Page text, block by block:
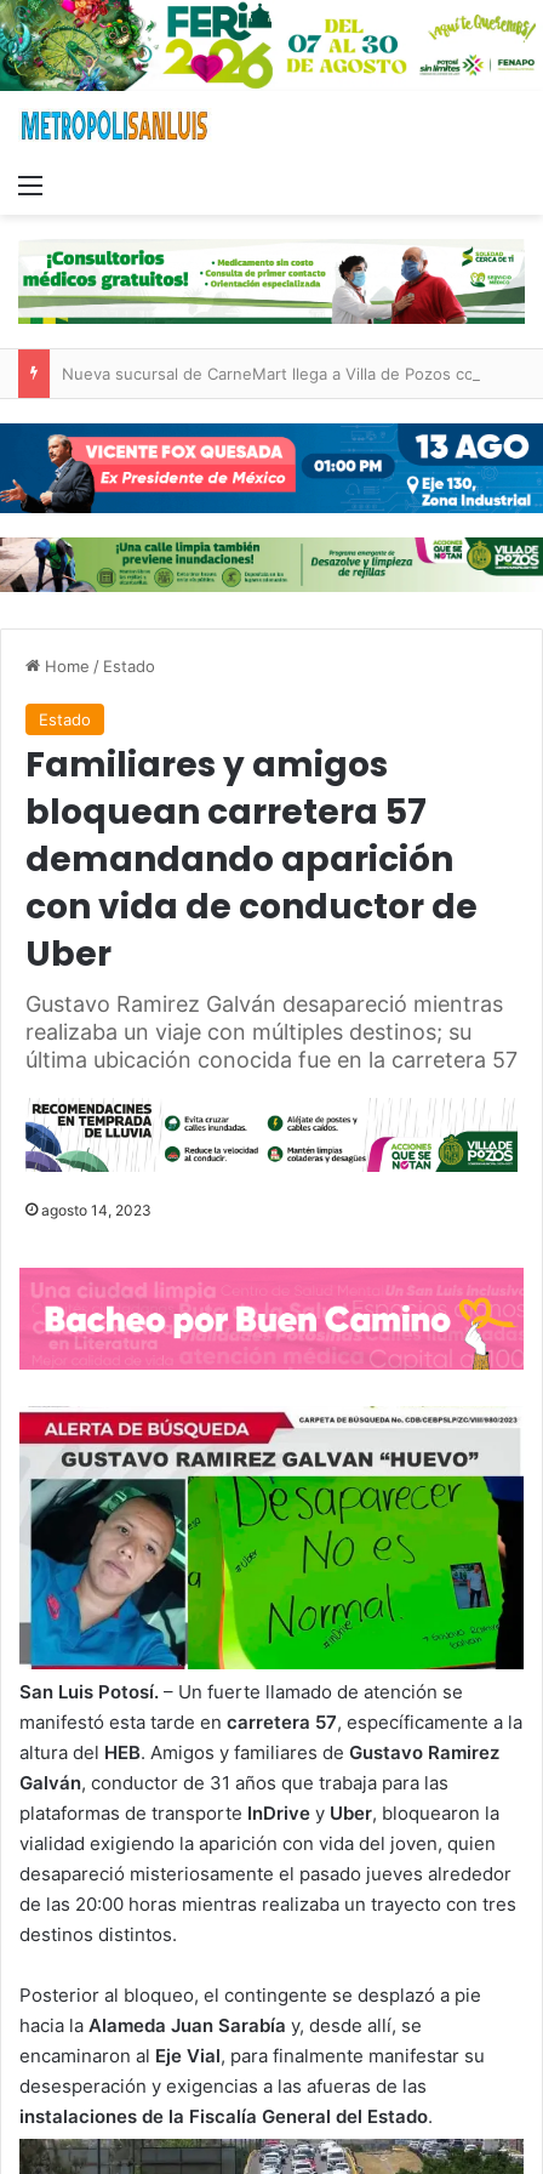
Home / Estado
Estado
Familiares y amigos
bloquean carretera 57
demandando aparición
con vida de conductor de
Uber
Gustavo Ramirez Galván desapareció mientras
realizaba un viaje con múltiples destinos; su
última ubicación conocida fue en la carretera 57
agosto 14, 2023
San Luis Potosí. – Un fuerte llamado de atención se
manifestó esta tarde en carretera 57, específicamente a la
altura del HEB. Amigos y familiares de Gustavo Ramirez
Galván, conductor de 31 años que trabaja para las
plataformas de transporte InDrive y Uber, bloquearon la
vialidad exigiendo la aparición con vida del joven, quien
desapareció misteriosamente el pasado jueves alrededor
de las 20:00 horas mientras realizaba un trayecto con tres
destinos distintos.
Posterior al bloqueo, el contingente se desplazó a pie
hacia la Alameda Juan Sarabía y, desde allí, se
encaminaron al Eje Vial, para finalmente manifestar su
desesperación y exigencias a las afueras de las
instalaciones de la Fiscalía General del Estado.